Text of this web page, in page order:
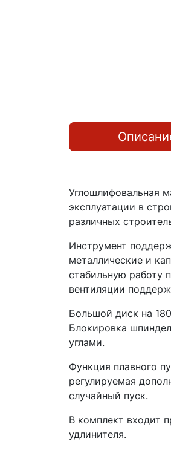
Углошлифовальная
эксплуатации в
различных
Инструмент
металлические и
стабильную работу
вентиляции
Большой диск на
Блокировка
углами.
Функция плавного
регулируемая
случайный пуск.
В комплект входит
удлинителя.